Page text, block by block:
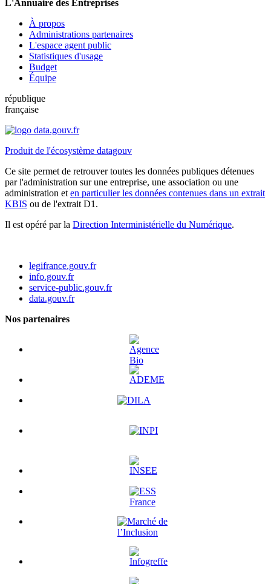
L'Annuaire des Entreprises
À propos
Administrations partenaires
L'espace agent public
Statistiques d'usage
Budget
Équipe
république
française
Produit de l'écosystème datagouv
Ce site permet de retrouver toutes les données publiques détenues
par l'administration sur une entreprise, une association ou une
administration et en particulier les données contenues dans un extrait
KBIS ou de l'extrait D1.
Il est opéré par la Direction Interministérielle du Numérique.
legifrance.gouv.fr
info.gouv.fr
service-public.gouv.fr
data.gouv.fr
Nos partenaires